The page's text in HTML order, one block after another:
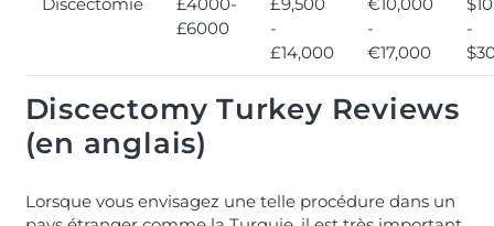
Discectomie
£4000-
£6000
£9,500
-
£14,000
€10,000
-
€17,000
-
Discectomy Turkey Reviews
(en anglais)
Lorsque vous envisagez une telle procédure dans un